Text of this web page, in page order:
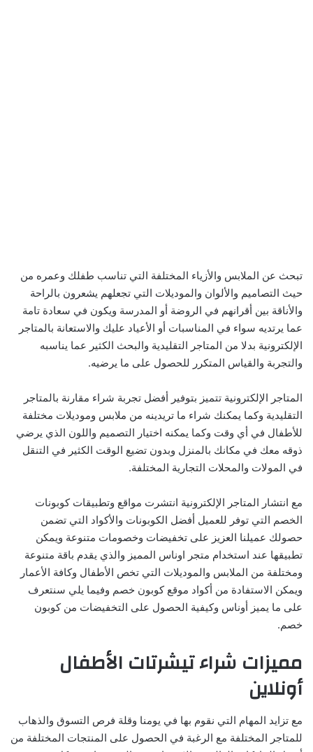
تبحث عن الملابس والأزياء المختلفة التي تناسب طفلك وعمره من
حيث التصاميم والألوان والموديلات التي تجعلهم يشعرون بالراحة
والأناقة بين أقرانهم في الروضة أو المدرسة ويكون في سعادة تامة
عما يرتديه سواء في المناسبات أو الأعياد عليك والاستعانة بالمتاجر
الإلكترونية بدلا من المتاجر التقليدية والبحث الكثير عما يناسبه
والتجربة والقياس المتكرر للحصول على ما يرضيه.
المتاجر الإلكترونية تتميز بتوفير أفضل تجربة شراء مقارنة بالمتاجر
التقليدية وكما يمكنك شراء ما تريدينه من ملابس وموديلات مختلفة
للأطفال في أي وقت وكما يمكنه اختيار التصميم واللون الذي يرضي
ذوقه معك في مكانك بالمنزل وبدون تضيع الوقت الكثير في التنقل
في المولات والمحلات التجارية المختلفة.
مع انتشار المتاجر الإلكترونية انتشرت مواقع وتطبيقات كوبونات
الخصم التي توفر للعميل أفضل الكوبونات والأكواد التي تضمن
حصولك عميلنا العزيز على تخفيضات وخصومات متنوعة ويمكن
تطبيقها عند استخدام متجر اوناس المميز والذي يقدم باقة متنوعة
ومختلفة من الملابس والموديلات التي تخص الأطفال وكافة الأعمار
ويمكن الاستفادة من أكواد موقع كوبون خصم وفيما يلي سنتعرف
على ما يميز أوناس وكيفية الحصول على التخفيضات من كوبون
خصم.
مميزات شراء تيشرتات الأطفال
أونلاين
مع تزايد المهام التي نقوم بها في يومنا وقلة فرص التسوق والذهاب
للمتاجر المختلفة مع الرغبة في الحصول على المنتجات المختلفة من